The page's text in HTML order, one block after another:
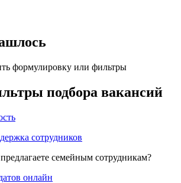
формулировку или фильтры
подбора вакансий
сотрудников
семейным сотрудникам?
онлайн